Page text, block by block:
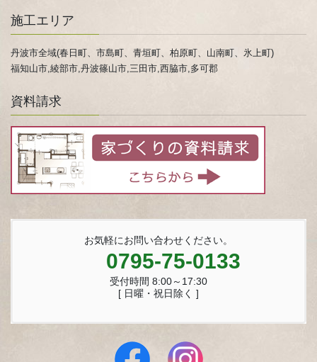
施工エリア
丹波市全域(春日町、市島町、青垣町、柏原町、山南町、氷上町)
福知山市,綾部市,丹波篠山市,三田市,西脇市,多可郡
資料請求
お気軽にお問い合わせください。
0795-75-0133
受付時間 8:00～17:30
[ 日曜・祝日除く ]